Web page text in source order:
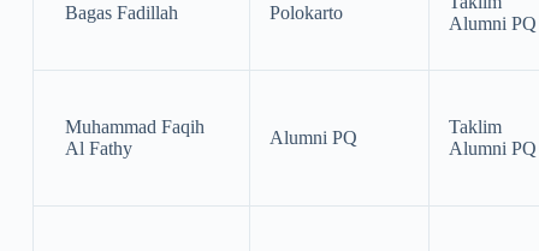
Bagas Fadillah Polokarto
Alumni PQ
Muhammad Faqih
Al Fathy
Alumni PQ
Taklim
Alumni PQ